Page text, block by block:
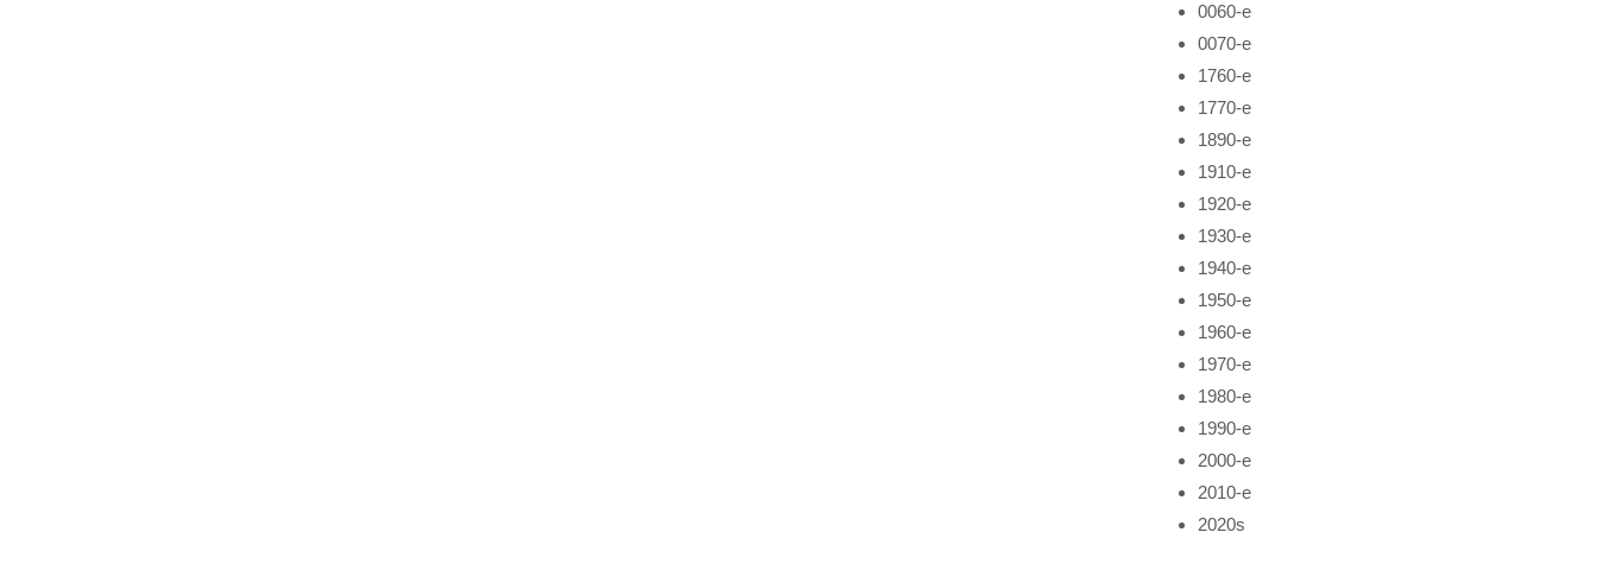
0060-е
0070-е
1760-е
1770-е
1890-е
1910-е
1920-е
1930-е
1940-е
1950-е
1960-е
1970-е
1980-е
1990-е
2000-е
2010-е
2020s